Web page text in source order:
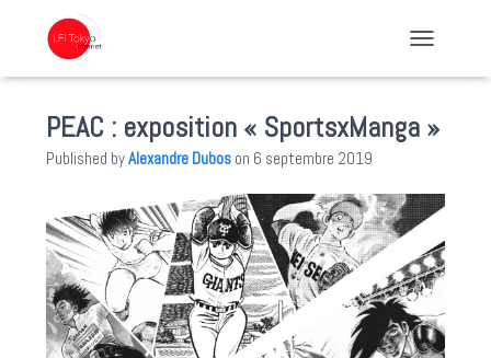
PEAC : exposition « SportsxManga »
Published byAlexandre Dubos on 6 septembre 2019